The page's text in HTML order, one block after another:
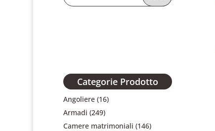
Categorie Prodotto
Angoliere (16)
Armadi (249)
Camere matrimoniali (146)